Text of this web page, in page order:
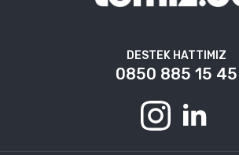
DESTEK HATTIMIZ
0850 885 15 45